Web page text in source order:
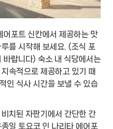
어포트 신칸에서 제공하는 맛
를 시작해 보세요. (조식 포
바랍니다) 숙소 내 식당에서는
속적으로 제공하고 있기 때
인 식사 시간을 보낼 수 있습
치된 자판기에서 간단한 간
일 토요코 인 나리타 에어포